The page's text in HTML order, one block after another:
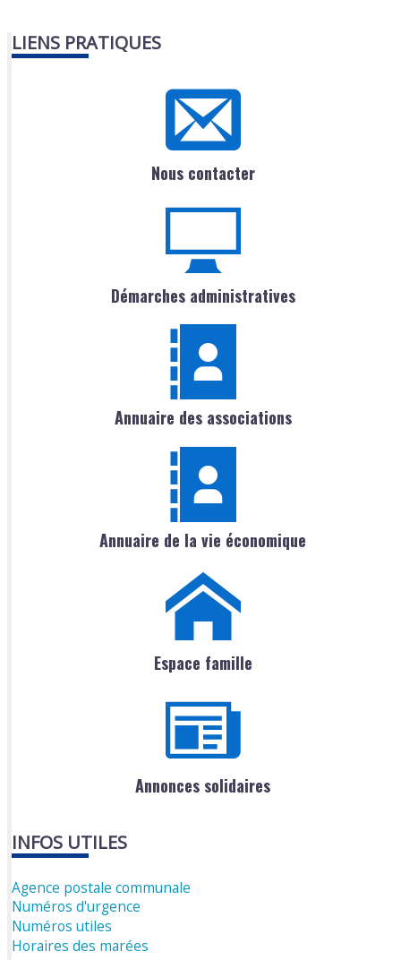
LIENS PRATIQUES
Nous contacter
Démarches administratives
Annuaire des associations
Annuaire de la vie économique
Espace famille
Annonces solidaires
INFOS UTILES
Agence postale communale
Numéros d'urgence
Numéros utiles
Horaires des marées